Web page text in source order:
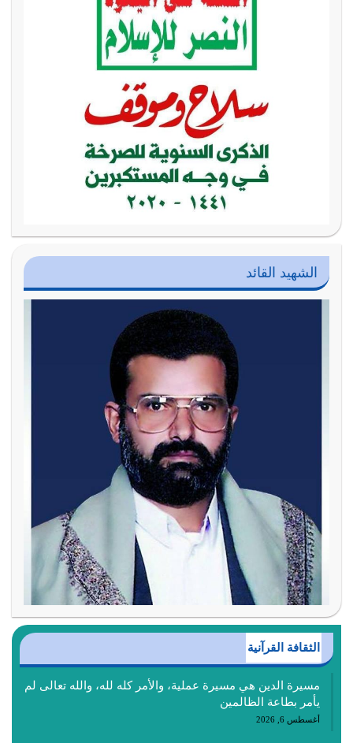
الشهيد القائد
الثقافة القرآنية
مسيرة الدين هي مسيرة عملية، والأمر كله لله، والله تعالى لم
يأمر بطاعة الظالمين
أغسطس 6, 2026